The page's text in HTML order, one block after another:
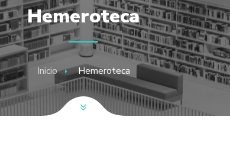
Hemeroteca
Inicio Hemeroteca